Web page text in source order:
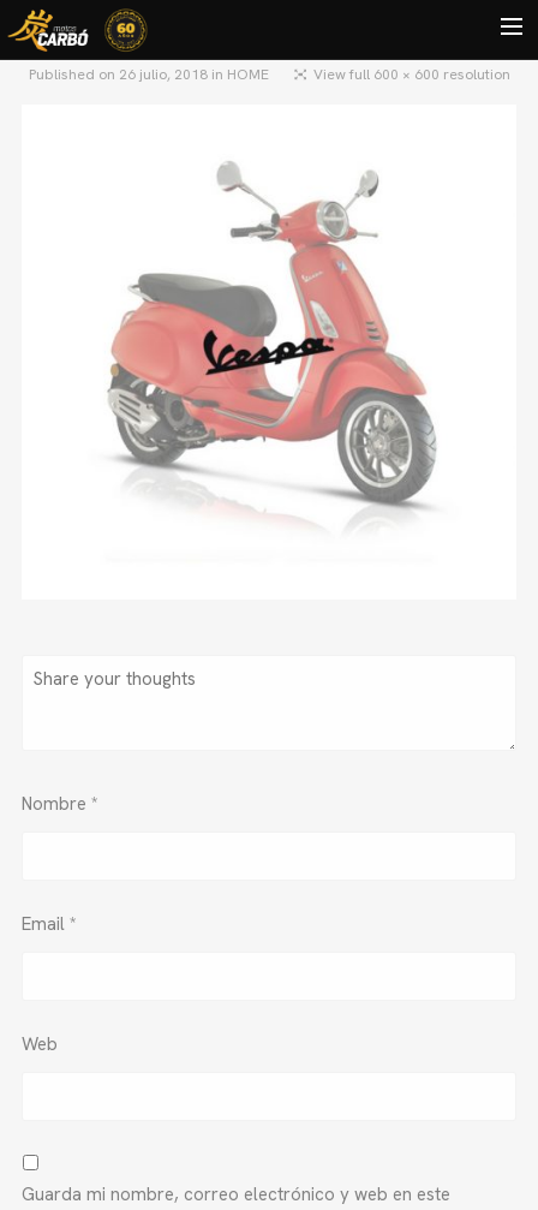
CONTACTO
Published on 26 julio, 2018in HOME View full 600 × 600 resolution
Nombre *
Email *
Web
Guarda mi nombre, correo electrónico y web en este